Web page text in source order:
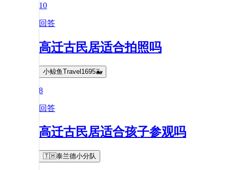
10
回答
高迁古民居适合拍照吗
小鲸鱼Travel1695🐳
8
回答
高迁古民居适合孩子参观吗
🇹🇭泰兰德小分队